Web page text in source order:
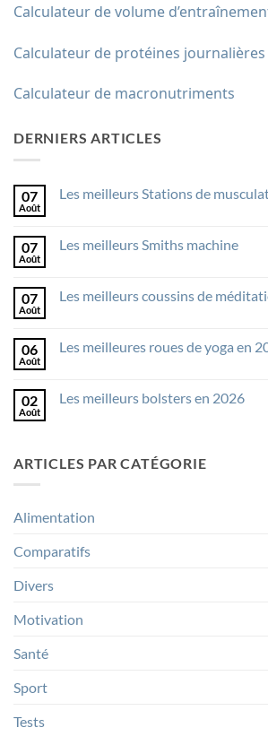
Calculateur de volume
Calculateur de protéines journalières
Calculateur de macronutriments
DERNIERS ARTICLES
07
Août
Les meilleurs Stations de
Les
musculation
07
Août
Les meilleurs Smiths machine
Les
07
Août
Les meilleurs coussins de
Les
méditation
06
Août
Les meilleures roues de yoga en
Les
en
2026
02
Août
Les meilleurs bolsters en 2026
meilleurs
ARTICLES PAR CATÉGORIE
Alimentation
Comparatifs
Divers
Motivation
Santé
Sport
Tests